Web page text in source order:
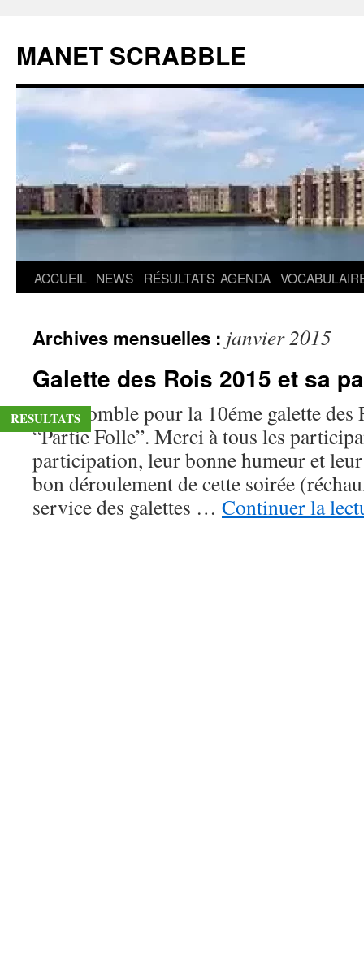
MANET SCRABBLE
Aller
contenu
ACCUEIL NEWS RÉSULTATS AGENDA
Archives mensuelles : janvier 2015
Galette des Rois 2015 et sa
Salle comble pour la 10éme galette
“Partie Folle”. Merci à tous les
participation, leur bonne humeur et
bon déroulement de cette soirée
service des galettes … Continuer la
RESULTATS